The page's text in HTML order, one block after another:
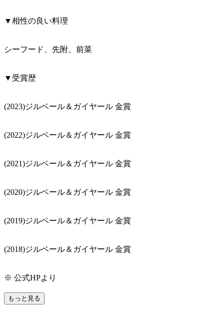
▼相性の良い料理
シーフード、先附、前菜
▼受賞歴
(2023)ジルベール＆ガイヤール 金賞
(2022)ジルベール＆ガイヤール 金賞
(2021)ジルベール＆ガイヤール 金賞
(2020)ジルベール＆ガイヤール 金賞
(2019)ジルベール＆ガイヤール 金賞
(2018)ジルベール＆ガイヤール 金賞
※ 公式HPより
もっと見る